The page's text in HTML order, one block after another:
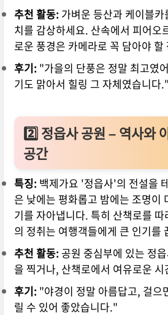
추천 활동: 가벼운 등산과 케이블
치를 감상하세요. 산속에서 피어오
로운 풍경은 카메라로 꼭 담아야 할
후기: "가을의 단풍은 정말 최고였
기도 맑아서 힐링 그 자체였습니다."
2️⃣정읍사 공원 – 역사와
공간
특징: 백제가요 '정읍사'의 전설을
은 낮에는 평화롭고 밤에는 조명이
기를 자아냅니다. 특히 산책로를
의 정취는 여행객들에게 큰 인기를
추천 활동: 공원 중심부에 있는 정
을 찍거나, 산책로에서 여유로운
후기: "야경이 정말 아름답고, 걸으
릴 수 있어 좋았습니다."